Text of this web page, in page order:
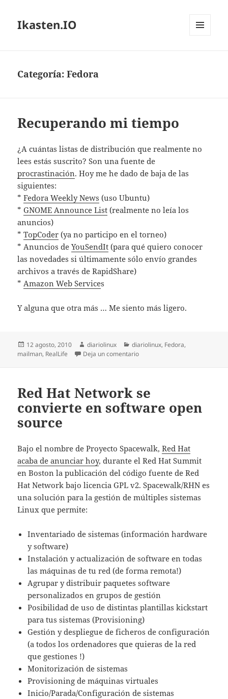
Ikasten.IO
Categoría:Fedora
Recuperando mi tiempo
¿A cuántas listas de distribución que realmente no
lees estás suscrito? Son una fuente de
procrastinación. Hoy me he dado de baja de las
siguientes:
*Fedora Weekly News (uso Ubuntu)
*GNOME Announce List (realmente no leía los
anuncios)
*TopCoder (ya no participo en el torneo)
* Anuncios deYouSendIt (para qué quiero conocer
las novedades si últimamente sólo envío grandes
archivos a través de RapidShare)
*Amazon Web Services
Y alguna que otra más … Me siento más ligero.
Publicado
el
12 agosto, 2010 Autor
diariolinux Categorías
diariolinux, Fedora,
mailman, RealLife Deja un comentarioen Recuperando mi tiempo
Red Hat Network se
convierte en software open
source
Bajo el nombre de Proyecto Spacewalk,Red Hat
acaba de anunciar hoy, durante el Red Hat Summit
en Boston la publicación del código fuente de Red
Hat Network bajo licencia GPL v2. Spacewalk/RHN es
una solución para la gestión de múltiples sistemas
Linux que permite:
Inventariado de sistemas (información hardware
y software)
Instalación y actualización de software en todas
las máquinas de tu red (de forma remota!)
Agrupar y distribuir paquetes software
personalizados en grupos de gestión
Posibilidad de uso de distintas plantillas kickstart
para tus sistemas (Provisioning)
Gestión y despliegue de ficheros de configuración
(a todos los ordenadores que quieras de la red
que gestiones !)
Monitorización de sistemas
Provisioning de máquinas virtuales
Inicio/Parada/Configuración de sistemas